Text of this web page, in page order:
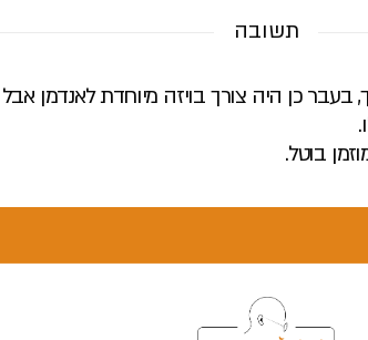
תשובה
בעבר כן היה צורך בויזה מיוחדת לאנדמן
בוטל.